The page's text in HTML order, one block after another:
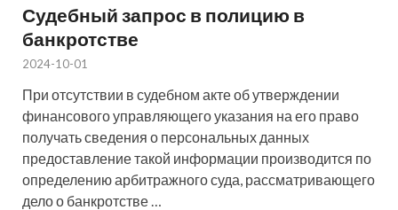
Судебный запрос в полицию в
банкротстве
2024-10-01
При отсутствии в судебном акте об утверждении
финансового управляющего указания на его право
получать сведения о персональных данных
предоставление такой информации производится по
определению арбитражного суда, рассматривающего
дело о банкротстве …